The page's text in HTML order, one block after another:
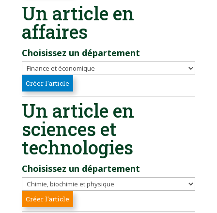
Un article en
affaires
Choisissez un département
Un article en
sciences et
technologies
Choisissez un département